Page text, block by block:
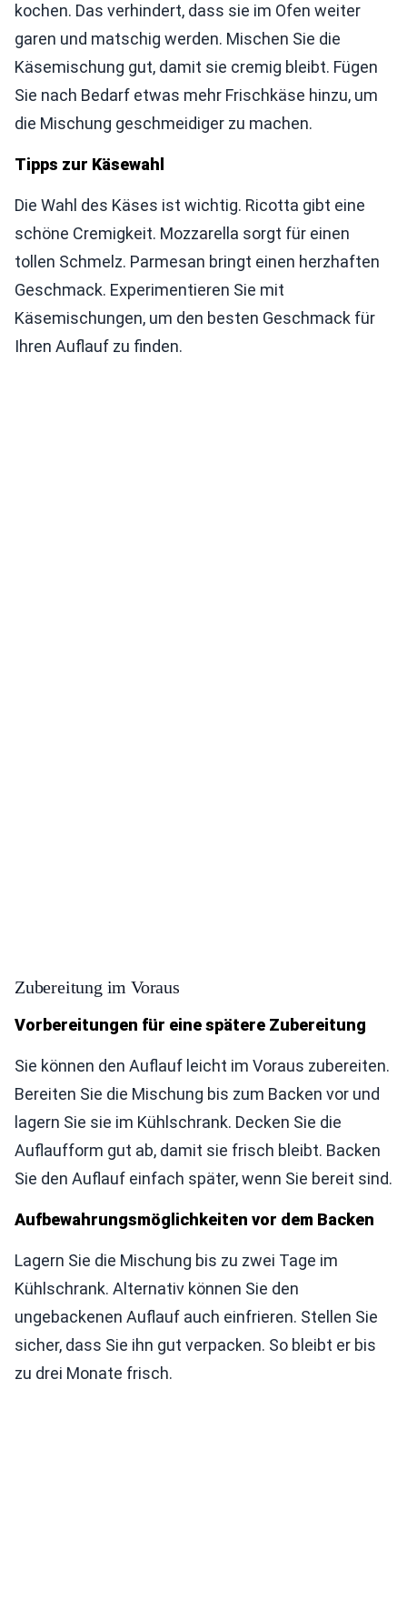
kochen. Das verhindert, dass sie im Ofen weiter
garen und matschig werden. Mischen Sie die
Käsemischung gut, damit sie cremig bleibt. Fügen
Sie nach Bedarf etwas mehr Frischkäse hinzu, um
die Mischung geschmeidiger zu machen.
Tipps zur Käsewahl
Die Wahl des Käses ist wichtig. Ricotta gibt eine
schöne Cremigkeit. Mozzarella sorgt für einen
tollen Schmelz. Parmesan bringt einen herzhaften
Geschmack. Experimentieren Sie mit
Käsemischungen, um den besten Geschmack für
Ihren Auflauf zu finden.
Zubereitung im Voraus
Vorbereitungen für eine spätere Zubereitung
Sie können den Auflauf leicht im Voraus zubereiten.
Bereiten Sie die Mischung bis zum Backen vor und
lagern Sie sie im Kühlschrank. Decken Sie die
Auflaufform gut ab, damit sie frisch bleibt. Backen
Sie den Auflauf einfach später, wenn Sie bereit sind.
Aufbewahrungsmöglichkeiten vor dem Backen
Lagern Sie die Mischung bis zu zwei Tage im
Kühlschrank. Alternativ können Sie den
ungebackenen Auflauf auch einfrieren. Stellen Sie
sicher, dass Sie ihn gut verpacken. So bleibt er bis
zu drei Monate frisch.